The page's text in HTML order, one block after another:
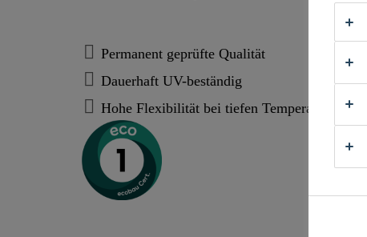
Permanent geprüfte Qualität
Dauerhaft UV-beständig
Hohe Flexibilität bei tiefen Temperaturen